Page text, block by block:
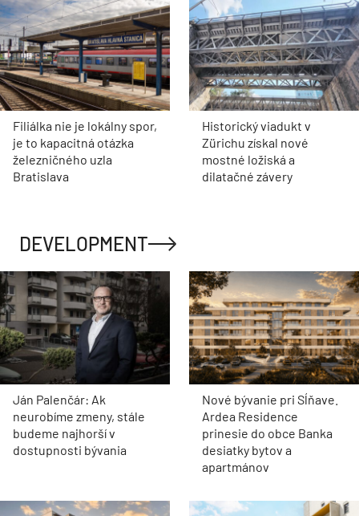
Filiálka nie je lokálny spor,
je to kapacitná otázka
železničného uzla
Bratislava
Historický viadukt v
Zürichu získal nové
mostné ložiská a
dilatačné závery
DEVELOPMENT
Ján Palenčár: Ak
neurobíme zmeny, stále
budeme najhorší v
dostupnosti bývania
Nové bývanie pri Sĺňave.
Ardea Residence
prinesie do obce Banka
desiatky bytov a
apartmánov